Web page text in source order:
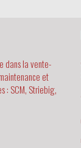
dans la vente-
et
: SCM, Striebig,